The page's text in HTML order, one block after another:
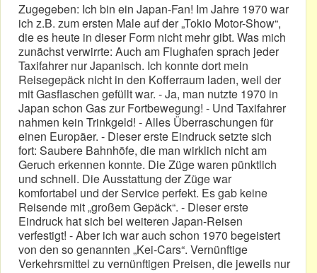
Zugegeben: Ich bin ein Japan-Fan! Im Jahre 1970 war
ich z.B. zum ersten Male auf der „Tokio Motor-Show“,
die es heute in dieser Form nicht mehr gibt. Was mich
zunächst verwirrte: Auch am Flughafen sprach jeder
Taxifahrer nur Japanisch. Ich konnte dort mein
Reisegepäck nicht in den Kofferraum laden, weil der
mit Gasflaschen gefüllt war. - Ja, man nutzte 1970 in
Japan schon Gas zur Fortbewegung! - Und Taxifahrer
nahmen kein Trinkgeld! - Alles Überraschungen für
einen Europäer. - Dieser erste Eindruck setzte sich
fort: Saubere Bahnhöfe, die man wirklich nicht am
Geruch erkennen konnte. Die Züge waren pünktlich
und schnell. Die Ausstattung der Züge war
komfortabel und der Service perfekt. Es gab keine
Reisende mit „großem Gepäck“. - Dieser erste
Eindruck hat sich bei weiteren Japan-Reisen
verfestigt! - Aber ich war auch schon 1970 begeistert
von den so genannten „Kei-Cars“. Vernünftige
Verkehrsmittel zu vernünftigen Preisen, die jeweils nur